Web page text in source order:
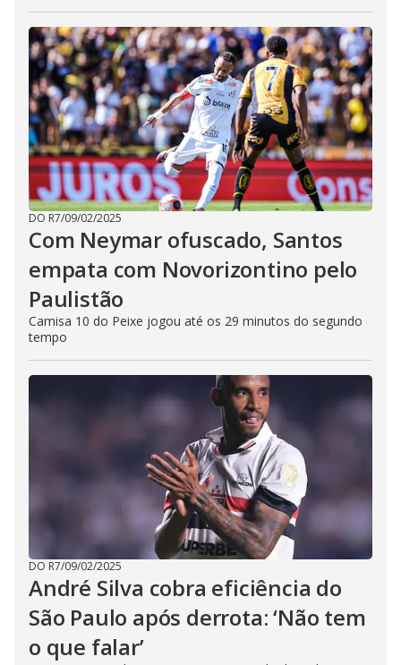
DO R7/09/02/2025
Com Neymar ofuscado, Santos
empata com Novorizontino pelo
Paulistão
Camisa 10 do Peixe jogou até os 29 minutos do segundo
tempo
DO R7/09/02/2025
André Silva cobra eficiência do
São Paulo após derrota: ‘Não tem
o que falar’